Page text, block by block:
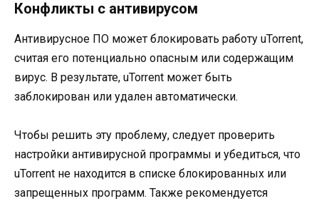
Конфликты с антивирусом
Антивирусное ПО может блокировать работу uTorrent,
считая его потенциально опасным или содержащим
вирус. В результате, uTorrent может быть
заблокирован или удален автоматически.
Чтобы решить эту проблему, следует проверить
настройки антивирусной программы и убедиться, что
uTorrent не находится в списке блокированных или
запрещенных программ. Также рекомендуется